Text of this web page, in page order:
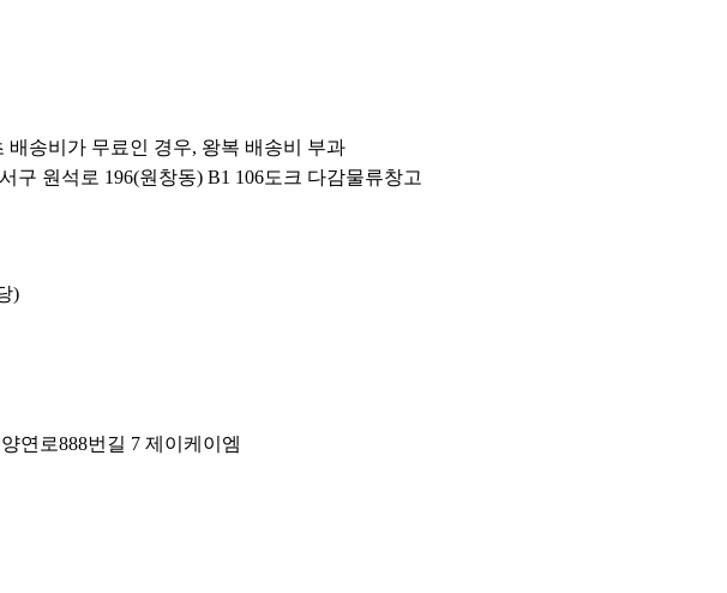
배송비가 무료인 경우, 왕복 배송비 부과
구 원석로 196(원창동) B1 106도크 다감물류창고
)
연로888번길 7 제이케이엠